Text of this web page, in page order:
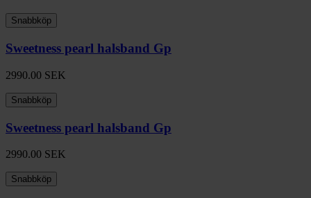
Snabbköp
Sweetness pearl halsband Gp
2990.00 SEK
Snabbköp
Sweetness pearl halsband Gp
2990.00 SEK
Snabbköp